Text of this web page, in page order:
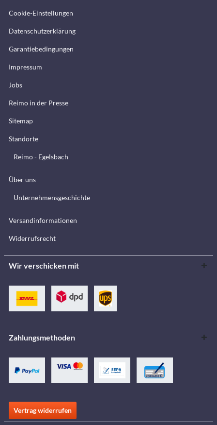
Cookie-Einstellungen
Datenschutzerklärung
Garantiebedingungen
Impressum
Jobs
Reimo in der Presse
Sitemap
Standorte
Reimo - Egelsbach
Über uns
Unternehmensgeschichte
Versandinformationen
Widerrufsrecht
Wir verschicken mit
Zahlungsmethoden
Vertrag widerrufen